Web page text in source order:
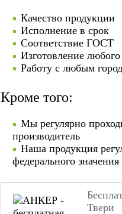
Качество продукции
Исполнение в срок
Соответствие ГОСТ
Изготовление
Работу с любым
Кроме того:
Мы регулярно
производитель
Наша продукция
федерального значения
Твери